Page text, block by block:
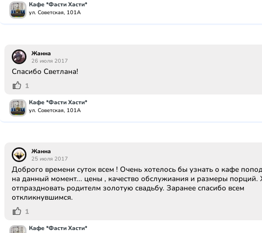
Кафе *Фасти Хасти*
ул. Советская, 101А
Жанна
26 июля 2017
Спасибо Светлана!
1
Кафе *Фасти Хасти*
ул. Советская, 101А
Жанна
25 июля 2017
Доброго времени суток всем ! Очень хотелось бы узнать о кафе
на данный момент... цены , качество обслужиания и размеры порций.
отпраздновать родителм золотую свадьбу. Заранее спасибо всем
откликнувшимся.
1
Кафе *Фасти Хасти*